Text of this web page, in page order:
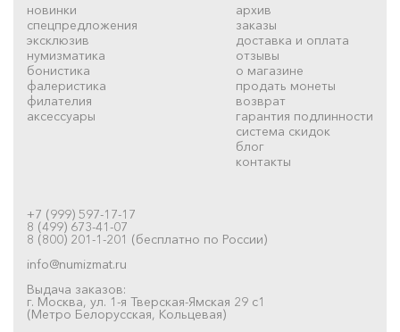
новинки
спецпредложения
эксклюзив
нумизматика
бонистика
фалеристика
филателия
аксессуары
архив
заказы
доставка и оплата
отзывы
о магазине
продать монеты
возврат
гарантия подлинности
система скидок
блог
контакты
+7 (999) 597-17-17
8 (499) 673-41-07
8 (800) 201-1-201 (бесплатно по России)
info@numizmat.ru
Выдача заказов:
г. Москва, ул. 1-я Тверская-Ямская 29 с1
(Метро Белорусская, Кольцевая)